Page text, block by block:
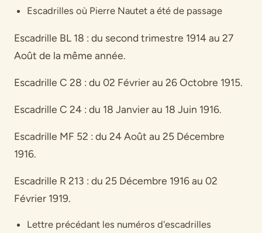
Escadrilles où Pierre Nautet a été de passage
Escadrille BL 18 : du second trimestre 1914 au 27
Août de la même année.
Escadrille C 28 : du 02 Février au 26 Octobre 1915.
Escadrille C 24 : du 18 Janvier au 18 Juin 1916.
Escadrille MF 52 : du 24 Août au 25 Décembre
1916.
Escadrille R 213 : du 25 Décembre 1916 au 02
Février 1919.
Lettre précédant les numéros d'escadrilles